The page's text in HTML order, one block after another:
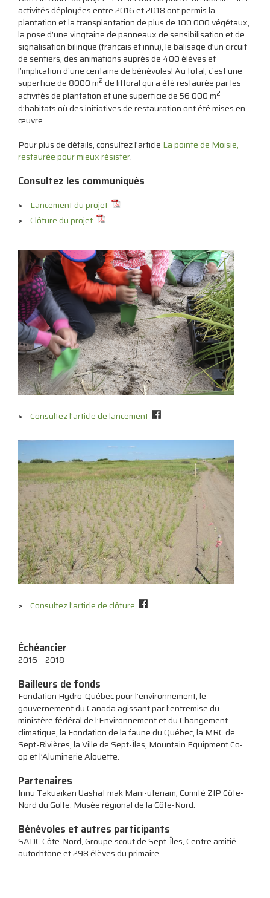
activités déployées entre 2016 et 2018 ont permis la
plantation et la transplantation de plus de 100 000 végétaux,
la pose d’une vingtaine de panneaux de sensibilisation et de
signalisation bilingue (français et innu), le balisage d’un circuit
de sentiers, des animations auprès de 400 élèves et
l’implication d’une centaine de bénévoles! Au total, c’est une
superficie de 8000 m2 de littoral qui a été restaurée par les
activités de plantation et une superficie de 56 000 m2
d’habitats où des initiatives de restauration ont été mises en
œuvre.
Pour plus de détails, consultez l'article La pointe de Moisie,
restaurée pour mieux résister.
Consultez les communiqués
Lancement du projet
Clôture du projet
Consultez l'article de lancement
Consultez l'article de clôture
Échéancier
2016 – 2018
Bailleurs de fonds
Fondation Hydro-Québec pour l’environnement, le
gouvernement du Canada agissant par l’entremise du
ministère fédéral de l’Environnement et du Changement
climatique, la Fondation de la faune du Québec, la MRC de
Sept-Rivières, la Ville de Sept-Îles, Mountain Equipment Co-
op et l’Aluminerie Alouette.
Partenaires
Innu Takuaikan Uashat mak Mani-utenam, Comité ZIP Côte-
Nord du Golfe, Musée régional de la Côte-Nord.
Bénévoles et autres participants
SADC Côte-Nord, Groupe scout de Sept-Îles, Centre amitié
autochtone et 298 élèves du primaire.